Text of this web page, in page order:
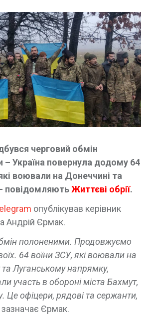
черговий обмін
– Україна повернула додому 64
воювали на Донеччині та
повідомляютьЖиттєві обрії.
опублікував керівник
Андрій Єрмак.
полоненими. Продовжуємо
64 воїни ЗСУ, які воювали на
Луганському напрямку,
участь в обороні міста Бахмут,
Це офіцери, рядові та сержанти,
зазначає Єрмак.